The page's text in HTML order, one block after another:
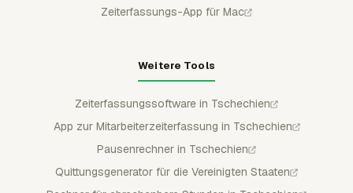
Zeiterfassungs-App für Mac
Weitere Tools
Zeiterfassungssoftware in Tschechien
App zur Mitarbeiterzeiterfassung in Tschechien
Pausenrechner in Tschechien
Quittungsgenerator für die Vereinigten Staaten